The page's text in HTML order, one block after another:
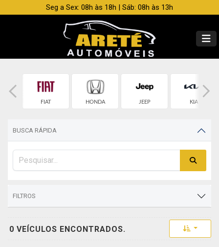
Seg a Sex: 08h às 18h | Sáb: 08h às 13h
FIAT HONDA JEEP KIA
BUSCA RÁPIDA
FILTROS
0 VEÍCULOS ENCONTRADOS. Toggle